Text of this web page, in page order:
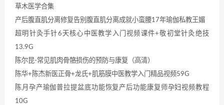
草木医学合集
产后腹直肌分离修复告别腹直肌分离成就小蛮腰17年瑜伽私教王媚
超明针灸手针6天核心中医教学入门视频课件+敬初堂针灸绝技
13.9G
陈尔昆-常见肌肉骨骼损伤的预防与康复（高清）
陈华+陈杰新医正骨+龙氏+肌筋膜中医教学入门精品视频59G
陈月孕产瑜伽普拉提盆底功能恢复产后功能康复师孕妇视频教程
10G